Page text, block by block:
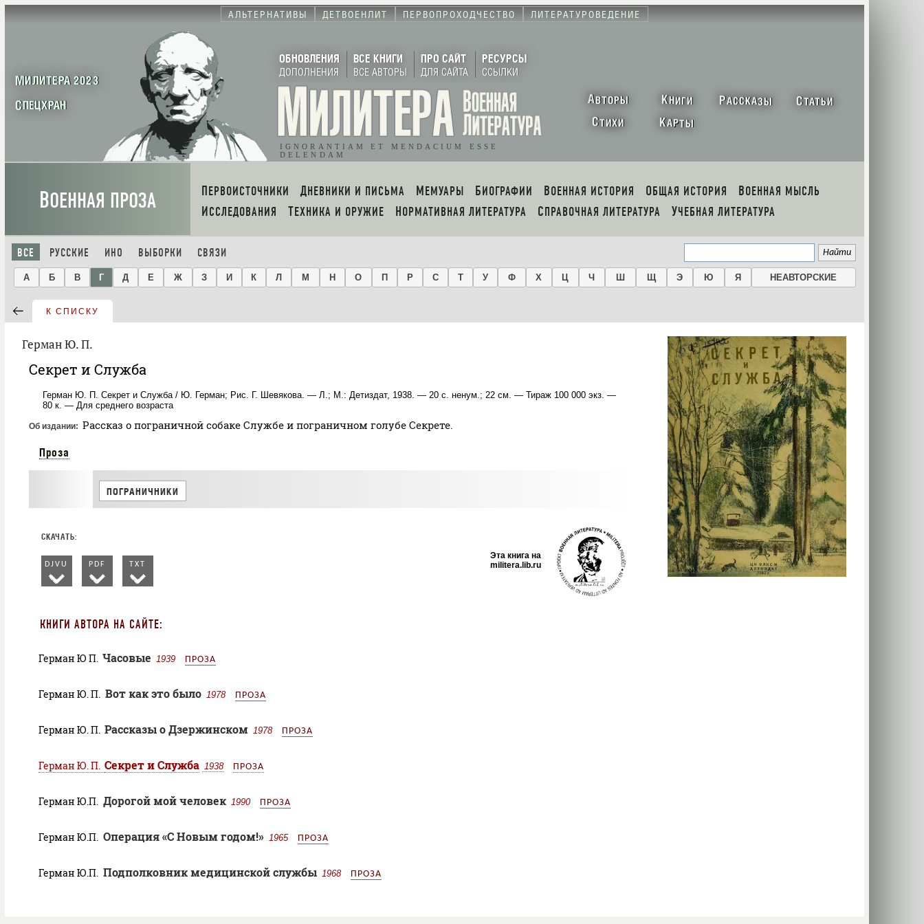
АЛЬТЕРНАТИВЫ ДЕТВОЕНЛИТ ПЕРВОПРОХОДЧЕСТВО ЛИТЕРАТУРОВЕДЕНИЕ
МИЛИТЕРА 2023
СПЕЦХРАН
ОБНОВЛЕНИЯ
ДОПОЛНЕНИЯ
ВСЕ КНИГИ
ВСЕ АВТОРЫ
ПРО САЙТ
ДЛЯ САЙТА
РЕСУРСЫ
ССЫЛКИ
IGNORANTIAM ET MENDACIUM ESSE
DELENDAM
АВТОРЫ КНИГИ РАССКАЗЫ СТАТЬИ
СТИХИ КАРТЫ
ВОЕННАЯ ПРОЗА ПЕРВОИСТОЧНИКИ ДНЕВНИКИ И ПИСЬМА МЕМУАРЫ БИОГРАФИИ ВОЕННАЯ ИСТОРИЯ ОБЩАЯ ИСТОРИЯ
ВОЕННАЯ МЫСЛЬ
ИССЛЕДОВАНИЯ
ТЕХНИКА И ОРУЖИЕ НОРМАТИВНАЯ ЛИТЕРАТУРА СПРАВОЧНАЯ ЛИТЕРАТУРА УЧЕБНАЯ ЛИТЕРАТУРА
ВСЕ РУССКИЕ ИНО ВЫБОРКИ СВЯЗИ
А Б В Г Д Е Ж З И К Л М Н О П Р С Т У Ф Х Ц Ч Ш Щ Э Ю Я НЕАВТОРСКИЕ
К СПИСКУ
Герман Ю. П.
Секрет и Служба
Герман Ю. П. Секрет и Служба / Ю. Герман; Рис. Г. Шевякова. — Л.; М.: Детиздат, 1938. — 20 с. ненум.; 22 см. — Тираж 100 000 экз. —
80 к. — Для среднего возраста
Об издании Рассказ о пограничной собаке Службе и пограничном голубе Секрете.
Проза
ПОГРАНИЧНИКИ
DJVU PDF TXT
Эта книга на
militera.lib.ru
КНИГИ АВТОРА НА САЙТЕ:
Герман Ю П. Часовые 1939 ПРОЗА
Герман Ю. П. Вот как это было 1978 ПРОЗА
Герман Ю. П. Рассказы о Дзержинском 1978 ПРОЗА
Герман Ю. П. Секрет и Служба 1938 ПРОЗА
Герман Ю.П. Дорогой мой человек 1990 ПРОЗА
Герман Ю.П. Операция «С Новым годом!» 1965 ПРОЗА
Герман Ю.П. Подполковник медицинской службы 1968 ПРОЗА